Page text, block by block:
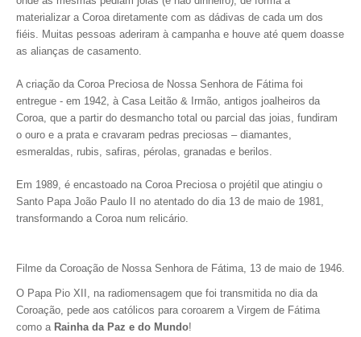
materializar a Coroa diretamente com as dádivas de cada um dos
fiéis. Muitas pessoas aderiram à campanha e houve até quem doasse
as alianças de casamento.
A criação da Coroa Preciosa de Nossa Senhora de Fátima foi
entregue - em 1942, à Casa Leitão & Irmão, antigos joalheiros da
Coroa, que a partir do desmancho total ou parcial das joias, fundiram
o ouro e a prata e cravaram pedras preciosas – diamantes,
esmeraldas, rubis, safiras, pérolas, granadas e berilos.
Em 1989, é encastoado na Coroa Preciosa o projétil que atingiu o
Santo Papa João Paulo II no atentado do dia 13 de maio de 1981,
transformando a Coroa num relicário.
Filme da Coroação de Nossa Senhora de Fátima, 13 de maio de 1946.
O Papa Pio XII, na radiomensagem que foi transmitida no dia da
Coroação, pede aos católicos para coroarem a Virgem de Fátima
como a Rainha da Paz e do Mundo!